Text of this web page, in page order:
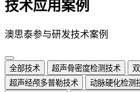
技术应用案例
澳思泰参与研发技术案例
全部技术 超声骨密度检测技术
超声经颅多普勒技术
动脉硬化检测